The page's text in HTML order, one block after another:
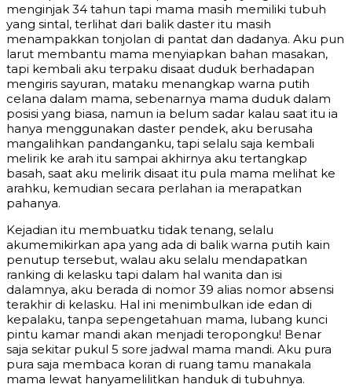
menginjak 34 tahun tapi mama masih memiliki tubuh
yang sintal, terlihat dari balik daster itu masih
menampakkan tonjolan di pantat dan dadanya. Aku pun
larut membantu mama menyiapkan bahan masakan,
tapi kembali aku terpaku disaat duduk berhadapan
mengiris sayuran, mataku menangkap warna putih
celana dalam mama, sebenarnya mama duduk dalam
posisi yang biasa, namun ia belum sadar kalau saat itu ia
hanya menggunakan daster pendek, aku berusaha
mangalihkan pandanganku, tapi selalu saja kembali
melirik ke arah itu sampai akhirnya aku tertangkap
basah, saat aku melirik disaat itu pula mama melihat ke
arahku, kemudian secara perlahan ia merapatkan
pahanya.
Kejadian itu membuatku tidak tenang, selalu
akumemikirkan apa yang ada di balik warna putih kain
penutup tersebut, walau aku selalu mendapatkan
ranking di kelasku tapi dalam hal wanita dan isi
dalamnya, aku berada di nomor 39 alias nomor absensi
terakhir di kelasku. Hal ini menimbulkan ide edan di
kepalaku, tanpa sepengetahuan mama, lubang kunci
pintu kamar mandi akan menjadi teropongku! Benar
saja sekitar pukul 5 sore jadwal mama mandi. Aku pura
pura saja membaca koran di ruang tamu manakala
mama lewat hanyamelilitkan handuk di tubuhnya.